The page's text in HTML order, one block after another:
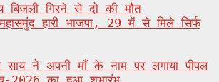
बिजली गिरने से दो की मौत
हारी भाजपा, 29 में से मिले सिर्फ
साय ने अपनी माँ के नाम पर लगाया पीपल